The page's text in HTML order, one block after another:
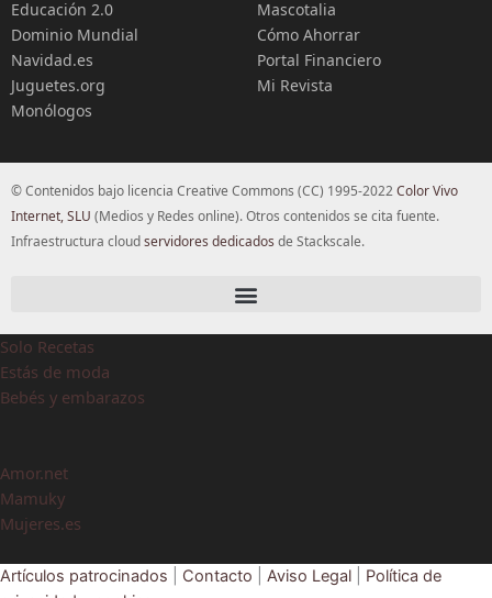
Educación 2.0
Dominio Mundial
Navidad.es
Juguetes.org
Monólogos
Mascotalia
Cómo Ahorrar
Portal Financiero
Mi Revista
© Contenidos bajo licencia Creative Commons (CC) 1995-2022Color Vivo
Internet, SLU (Medios y Redes online). Otros contenidos se cita fuente.
Infraestructura cloudservidores dedicados de Stackscale.
Solo Recetas
Estás de moda
Bebés y embarazos
Amor.net
Mamuky
Mujeres.es
Artículos patrocinados Contacto Aviso Legal
Política de